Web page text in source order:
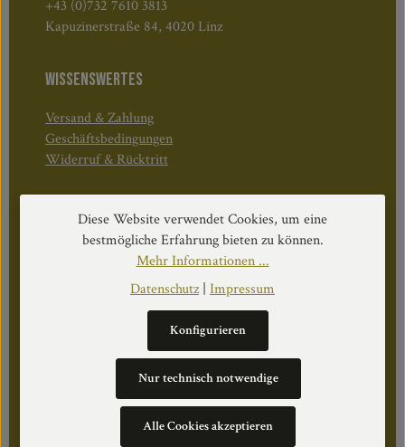
+43 (0)732 7610 3813
Kapuzinerstraße 84, 4020 Linz
WISSENSWERTES
Versand & Zahlung
Geschäftsbedingungen
Widerruf & Rücktritt
Öffnungszeiten:
Mo–Do: 08:30–17:00 Uhr
Fr: 08:30–12:30 Uhr
Cookie Einstellungen
Diese Website verwendet Cookies, um eine
bestmögliche Erfahrung bieten zu können.
Mehr Informationen ...
Datenschutz| Impressum
Nur technisch notwendige
Konfigurieren
Alle Cookies akzeptieren